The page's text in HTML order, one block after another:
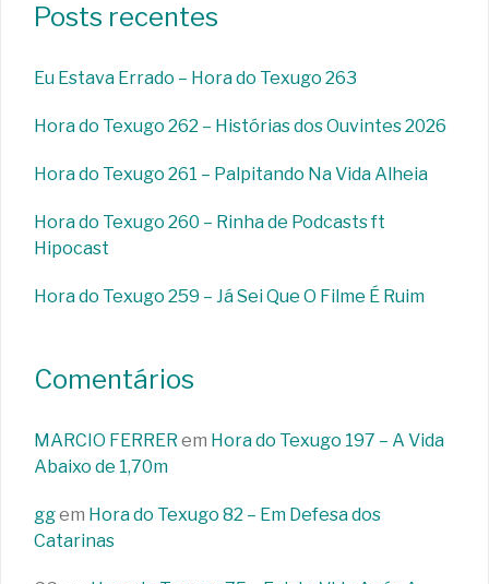
Posts recentes
Eu Estava Errado – Hora do Texugo 263
Hora do Texugo 262 – Histórias dos Ouvintes 2026
Hora do Texugo 261 – Palpitando Na Vida Alheia
Hora do Texugo 260 – Rinha de Podcasts ft
Hipocast
Hora do Texugo 259 – Já Sei Que O Filme É Ruim
Comentários
MARCIO FERRER em Hora do Texugo 197 – A Vida
Abaixo de 1,70m
ggem Hora do Texugo 82 – Em Defesa dos
Catarinas